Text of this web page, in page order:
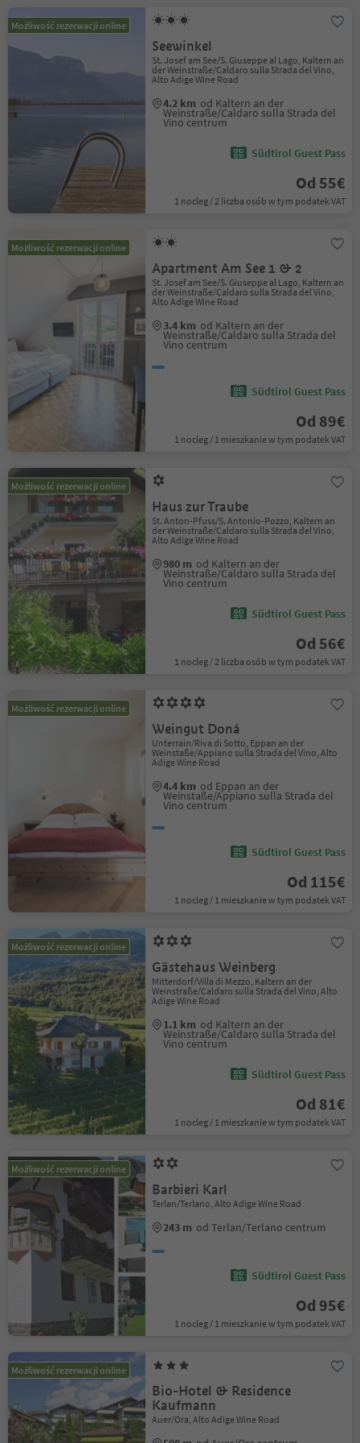
Możliwość rezerwacji online
Seewinkel
St. Josef am See/S. Giuseppe al Lago, Kaltern an
der Weinstraße/Caldaro sulla Strada del Vino,
Alto Adige Wine Road
4.2 km od Kaltern an der
Weinstraße/Caldaro sulla Strada del
Vino centrum
Südtirol Guest Pass
Od 55€
1 nocleg / 2 liczba osób w tym podatek VAT
Możliwość rezerwacji online
Apartment Am See 1 & 2
St. Josef am See/S. Giuseppe al Lago, Kaltern an
der Weinstraße/Caldaro sulla Strada del Vino,
Alto Adige Wine Road
3.4 km od Kaltern an der
Weinstraße/Caldaro sulla Strada del
Vino centrum
Südtirol Guest Pass
Od 89€
1 nocleg / 1 mieszkanie w tym podatek VAT
Możliwość rezerwacji online
Haus zur Traube
St. Anton-Pfuss/S. Antonio-Pozzo, Kaltern an
der Weinstraße/Caldaro sulla Strada del Vino,
Alto Adige Wine Road
980 m od Kaltern an der
Weinstraße/Caldaro sulla Strada del
Vino centrum
Südtirol Guest Pass
Od 56€
1 nocleg / 2 liczba osób w tym podatek VAT
Możliwość rezerwacji online
Weingut Doná
Unterrain/Riva di Sotto, Eppan an der
Weinstaße/Appiano sulla Strada del Vino, Alto
Adige Wine Road
4.4 km od Eppan an der
Weinstaße/Appiano sulla Strada del
Vino centrum
Südtirol Guest Pass
Od 115€
1 nocleg / 1 mieszkanie w tym podatek VAT
Możliwość rezerwacji online
Gästehaus Weinberg
Mitterdorf/Villa di Mezzo, Kaltern an der
Weinstraße/Caldaro sulla Strada del Vino, Alto
Adige Wine Road
1.1 km od Kaltern an der
Weinstraße/Caldaro sulla Strada del
Vino centrum
Südtirol Guest Pass
Od 81€
1 nocleg / 1 mieszkanie w tym podatek VAT
Możliwość rezerwacji online
Barbieri Karl
Terlan/Terlano, Alto Adige Wine Road
243 m od Terlan/Terlano centrum
Südtirol Guest Pass
Od 95€
1 nocleg / 1 mieszkanie w tym podatek VAT
Możliwość rezerwacji online
Bio-Hotel & Residence
Kaufmann
Auer/Ora, Alto Adige Wine Road